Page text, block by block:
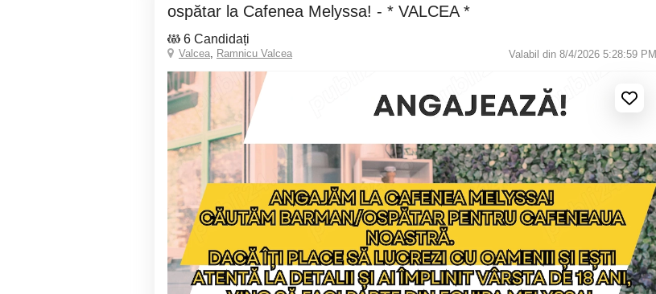
ospătar la Cafenea Melyssa! - * VALCEA *
6 Candidați
Valcea, Ramnicu Valcea Valabil din 8/4/2026 5:28:59 PM